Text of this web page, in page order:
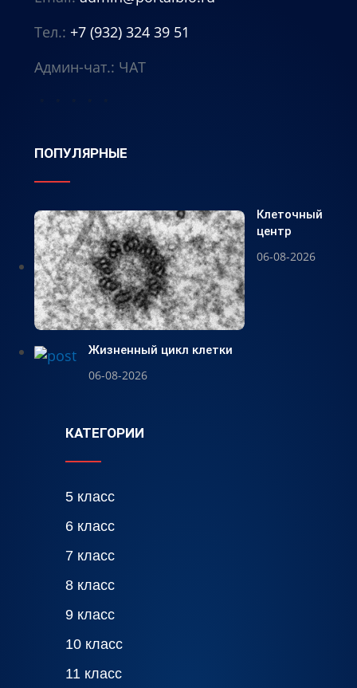
Тел.: +7 (932) 324 39 51
Админ-чат.: ЧАТ
ПОПУЛЯРНЫЕ
Клеточный
центр
06-08-2026
Жизненный цикл клетки
06-08-2026
КАТЕГОРИИ
5 класс
6 класс
7 класс
8 класс
9 класс
10 класс
11 класс